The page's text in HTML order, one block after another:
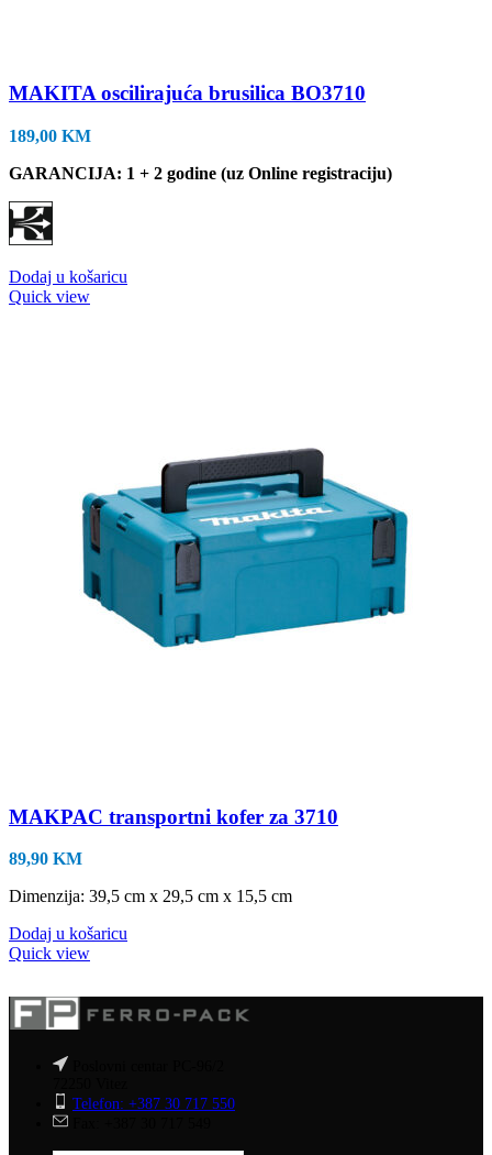
MAKITA oscilirajuća brusilica BO3710
189,00 KM
GARANCIJA: 1 + 2 godine (uz Online registraciju)
Dodaj u košaricu
Quick view
MAKPAC transportni kofer za 3710
89,90 KM
Dimenzija: 39,5 cm x 29,5 cm x 15,5 cm
Dodaj u košaricu
Quick view
Telefon: +387 30 717 550